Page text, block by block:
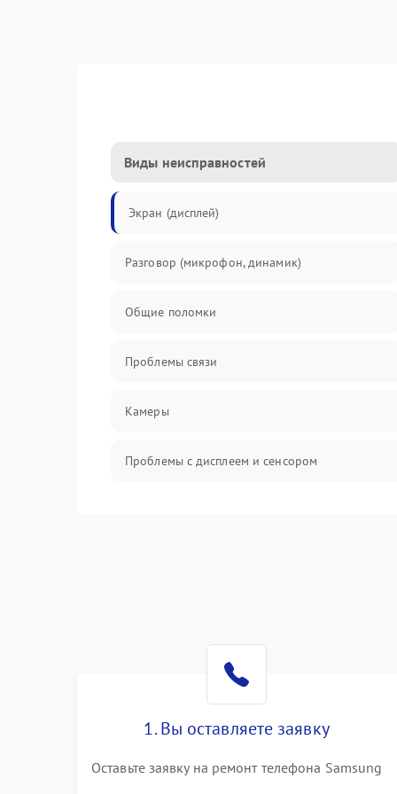
Виды неисправностей
Экран (дисплей)
Разговор (микрофон, динамик)
Общие поломки
Проблемы связи
Камеры
Проблемы с дисплеем и сенсором
1. Вы оставляете заявку
Оставьте заявку на ремонт телефона Samsung